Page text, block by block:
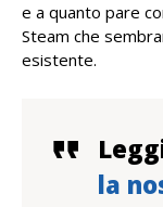
e a quanto pare
Steam che
esistente.
la